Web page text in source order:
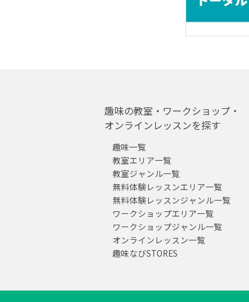
趣味の教室・ワークショップ・
オンラインレッスンを探す
趣味一覧
教室エリア一覧
教室ジャンル一覧
無料体験レッスンエリア一覧
無料体験レッスンジャンル一覧
ワークショップエリア一覧
ワークショップジャンル一覧
オンラインレッスン一覧
趣味なびSTORES